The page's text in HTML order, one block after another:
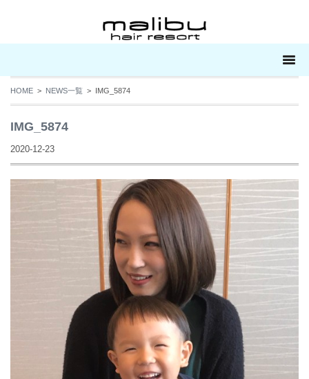
HOME > NEWS一覧 > IMG_5874
IMG_5874
2020-12-23